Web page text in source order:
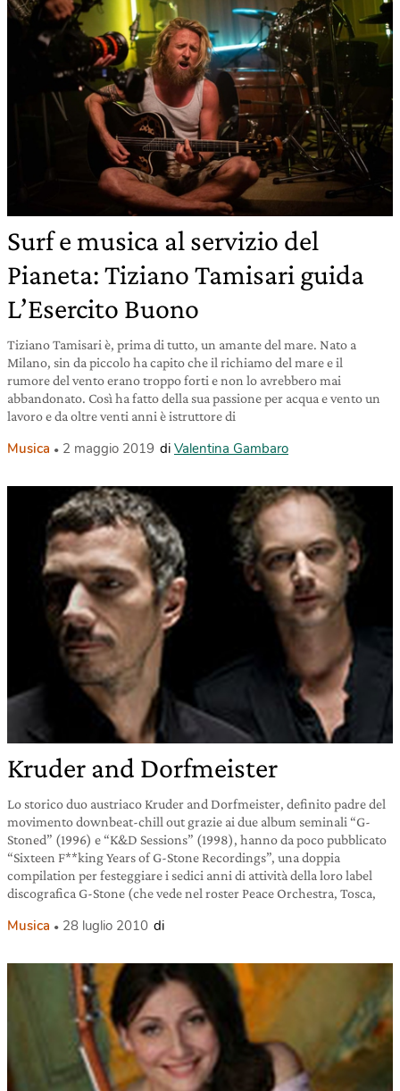
Surf e musica al servizio del
Pianeta: Tiziano Tamisari guida
L’Esercito Buono
Tiziano Tamisari è, prima di tutto, un amante del mare. Nato a
Milano, sin da piccolo ha capito che il richiamo del mare e il
rumore del vento erano troppo forti e non lo avrebbero mai
abbandonato. Così ha fatto della sua passione per acqua e vento un
lavoro e da oltre venti anni è istruttore di
Musica 2 maggio 2019 di Valentina Gambaro
Kruder and Dorfmeister
Lo storico duo austriaco Kruder and Dorfmeister, definito padre del
movimento downbeat-chill out grazie ai due album seminali “G-
Stoned” (1996) e “K&D Sessions” (1998), hanno da poco pubblicato
“Sixteen F**king Years of G-Stone Recordings”, una doppia
compilation per festeggiare i sedici anni di attività della loro label
discografica G-Stone (che vede nel roster Peace Orchestra, Tosca,
Musica 28 luglio 2010 di